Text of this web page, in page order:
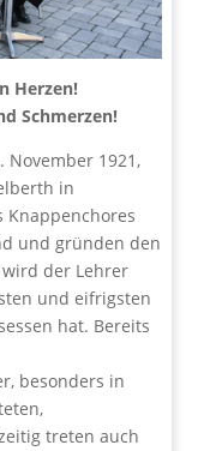
Herzen!
Schmerzen!
November 1921,
in
Knappenchores
und gründen den
der Lehrer
und eifrigsten
hat. Bereits
besonders in
treten auch